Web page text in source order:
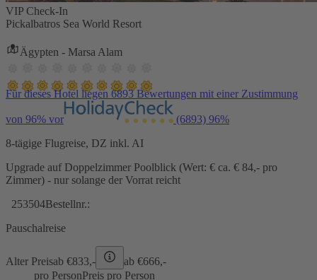
VIP Check-In
Pickalbatros Sea World Resort
Ägypten - Marsa Alam
Für dieses Hotel liegen 6893 Bewertungen mit einer Zustimmung
von 96% vor (6893) 96%
8-tägige Flugreise, DZ inkl. AI
Upgrade auf Doppelzimmer Poolblick (Wert: € ca. € 84,- pro
Zimmer) - nur solange der Vorrat reicht
253504Bestellnr.:
Pauschalreise
Alter Preisab €833,- ab €666,-
pro PersonPreis pro Person